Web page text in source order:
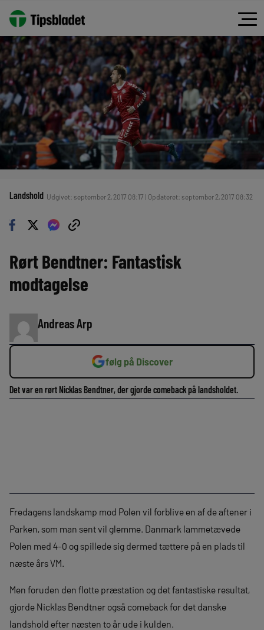
Landshold Udgivet: september 2, 2017 08:17 | Opdateret: september 2, 2017 08:32
Rørt Bendtner: Fantastisk
modtagelse
Andreas Arp
følg på Discover
Det var en rørt Nicklas Bendtner, der gjorde comeback på landsholdet.
Fredagens landskamp mod Polen vil forblive en af de aftener i
Parken, som man sent vil glemme. Danmark lammetævede
Polen med 4-0 og spillede sig dermed tættere på en plads til
næste års VM.
Men foruden den flotte præstation og det fantastiske resultat,
gjorde Nicklas Bendtner også comeback for det danske
landshold efter næsten to år ude i kulden.